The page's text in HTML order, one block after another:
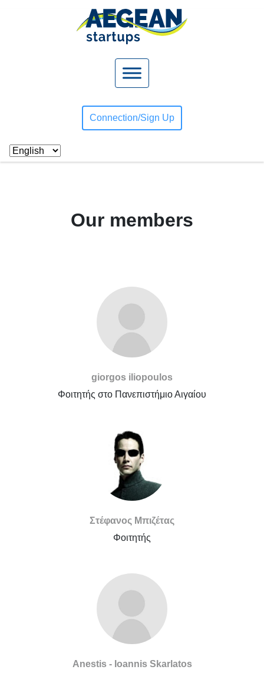
Connection/Sign Up
Our members
giorgos iliopoulos
Φοιτητής στο Πανεπιστήμιο Αιγαίου
Στέφανος Μπιζέτας
Φοιτητής
Anestis - Ioannis Skarlatos